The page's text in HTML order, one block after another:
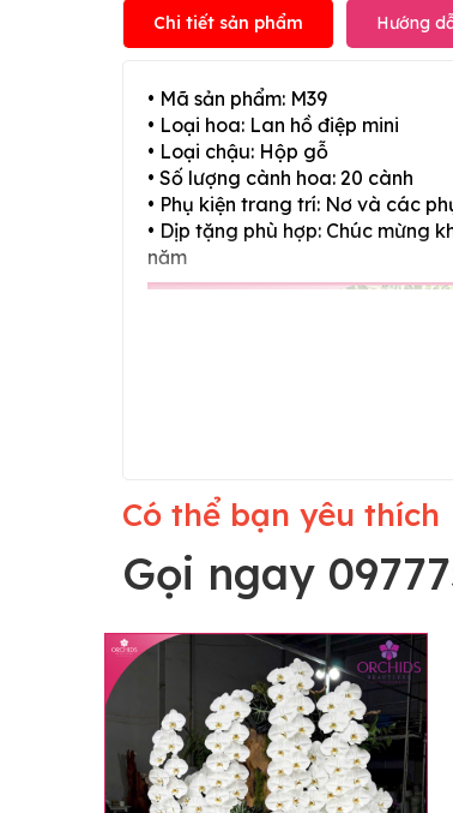
Chi tiết sản phẩm Hướng
• Mã sản phẩm: M39
• Loại hoa: Lan hồ điệp mini
• Loại chậu: Hộp gỗ
• Số lượng cành hoa: 20 cành
• Phụ kiện trang trí: Nơ và các
• Dịp tặng phù hợp: Chúc mừng
năm
Có thể bạn yêu thích
Gọi ngay